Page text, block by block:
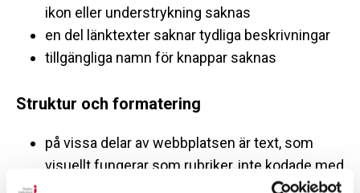
ikon eller understrykning saknas
en del länktexter saknar tydliga beskrivningar
tillgängliga namn för knappar saknas
Struktur och formatering
på vissa delar av webbplatsen är text, som
visuellt fungerar som rubriker, inte kodade med